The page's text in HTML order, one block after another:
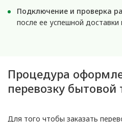
Подключение и проверка
после ее успешной
Процедура
перевозку бытовой
Для того чтобы заказать